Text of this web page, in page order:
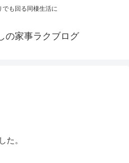
でも回る同棲生活に
の家事ラクブログ
た。